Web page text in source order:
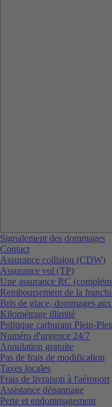
Signalement des dommages
Contact
Assurance collision (CDW)
Assurance vol (TP)
Une assurance RC
Remboursement de la
Bris de glace, dommages
Kilométrage illimité
Politique carburant Plein-
Numéro d'urgence 24/7
Annulation gratuite
Pas de frais de modification
Taxes locales
Frais de livraison à l'aéroport
Assistance dépannage
Perte et endommagement